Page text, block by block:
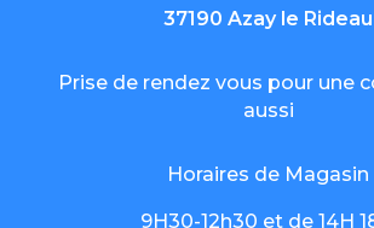
37190 Azay le Rideau
Prise de rendez vous pour une
aussi
Horaires de Magasin
9H30-12h30 et de 14H